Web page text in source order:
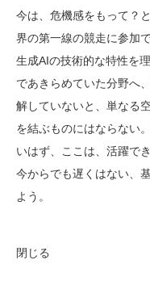
今は、危機感をもって？
界の第一線の競走に参加
生成AIの技術的な特性を
であきらめていた分野へ
解していないと、単なる
を結ぶものにはならない
いはず、ここは、活躍で
今からでも遅くはない、
よう。
閉じる